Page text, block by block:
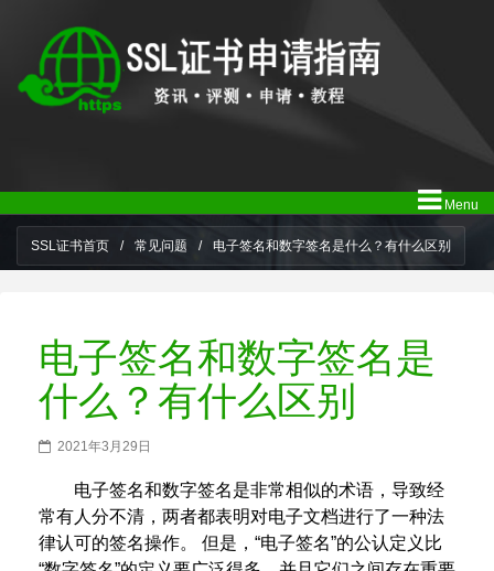
Menu
SSL证书首页 / 常见问题 / 电子签名和数字签名是什么？有什么区别
电子签名和数字签名是
什么？有什么区别
2021年3月29日
电子签名和数字签名是非常相似的术语，导致经
常有人分不清，两者都表明对电子文档进行了一种法
律认可的签名操作。 但是，“电子签名”的公认定义比